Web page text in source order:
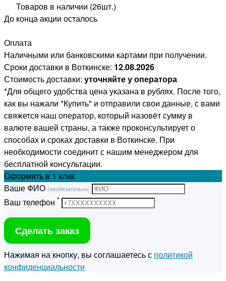
Товаров в наличии (26шт.)
До конца акции осталось
Оплата
Наличными или банковскими картами при получении.
Сроки доставки в Воткинске: 12.08.2026
Стоимость доставки: уточняйте у оператора
*Для общего удобства цена указана в рублях. После того,
как вы нажали "Купить" и отправили свои данные, с вами
свяжется наш оператор, который назовёт сумму в
валюте вашей страны, а также проконсультирует о
способах и сроках доставки в Воткинске. При
необходимости соединит с нашим менеджером для
бесплатной консультации.
Оформить в 1 клик
Ваше ФИО (необязательно)
Ваш телефон *
Сделать заказ
Нажимая на кнопку, вы соглашаетесь с политикой
конфиденциальности